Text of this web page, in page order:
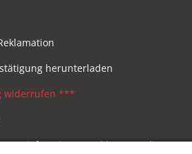
herunterladen
widerrufen ***
Lieferzeiten & Zahlungsmodi